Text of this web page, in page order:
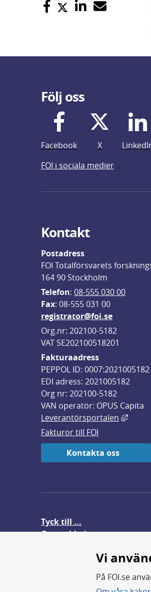
Följ oss
Facebook X
FOI i sociala medier
Kontakt
Postadress
FOI Totalförsvarets
164 90 Stockholm
Telefon: 08-555 030 00
Fax: 08-555 031 00
registrator@foi.se
Org.nr: 202100-5182
VAT SE202100518201
Fakturaadress
PEPPOL ID: 0007:2021005182
EDI adress: 2021005182
Org nr: 202100-5182
VAN operatör: OPUS Capita
Leverantörsportalen
Länk
Fakturor till FOI
Kontakta oss
Tyck till ...
Om webbplatsen
Vi
På FOI.se